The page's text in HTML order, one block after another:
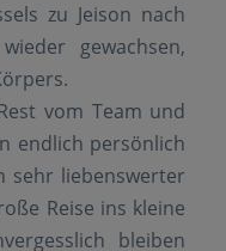
zu Jeison nach
gewachsen,
vom Team und
endlich persönlich
liebenswerter
Reise ins kleine
bleiben